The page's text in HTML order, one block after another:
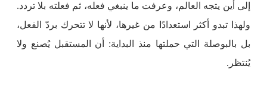
إلى أين يتجه العالم، وعرفت ما ينبغي فعله، ثم فعلته بلا تردد.
ولهذا تبدو أكثر استعدادًا من غيرها، لأنها لا تتحرك بردّ الفعل،
بل بالبوصلة التي حملتها منذ البداية: أن المستقبل يُصنع ولا
يُنتظر.